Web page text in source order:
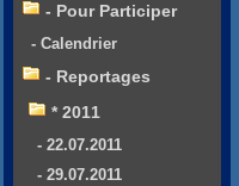
- Pour Participer
- Calendrier
- Reportages
* 2011
- 22.07.2011
- 29.07.2011